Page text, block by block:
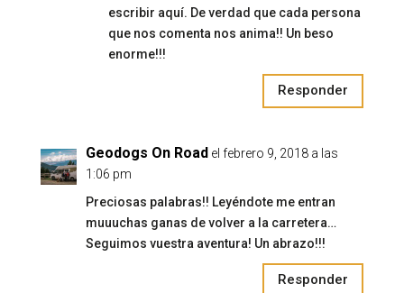
escribir aquí. De verdad que cada persona
que nos comenta nos anima!! Un beso
enorme!!!
Responder
Geodogs On Road el febrero 9, 2018 a las
1:06 pm
Preciosas palabras!! Leyéndote me entran
muuuchas ganas de volver a la carretera…
Seguimos vuestra aventura! Un abrazo!!!
Responder